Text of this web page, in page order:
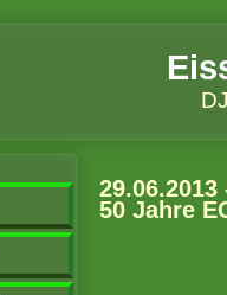
50 Jahre